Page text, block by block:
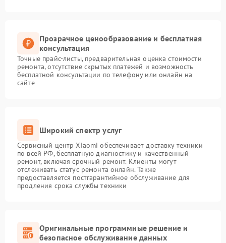
Прозрачное ценообразование и бесплатная
консультация
Точные прайс-листы, предварительная оценка стоимости
ремонта, отсутствие скрытых платежей и возможность
бесплатной консультации по телефону или онлайн на
сайте
Широкий спектр услуг
Сервисный центр Xiaomi обеспечивает доставку техники
по всей РФ, бесплатную диагностику и качественный
ремонт, включая срочный ремонт. Клиенты могут
отслеживать статус ремонта онлайн. Также
предоставляется постгарантийное обслуживание для
продления срока службы техники
Оригинальные программные решение и
безопасное обслуживание данных